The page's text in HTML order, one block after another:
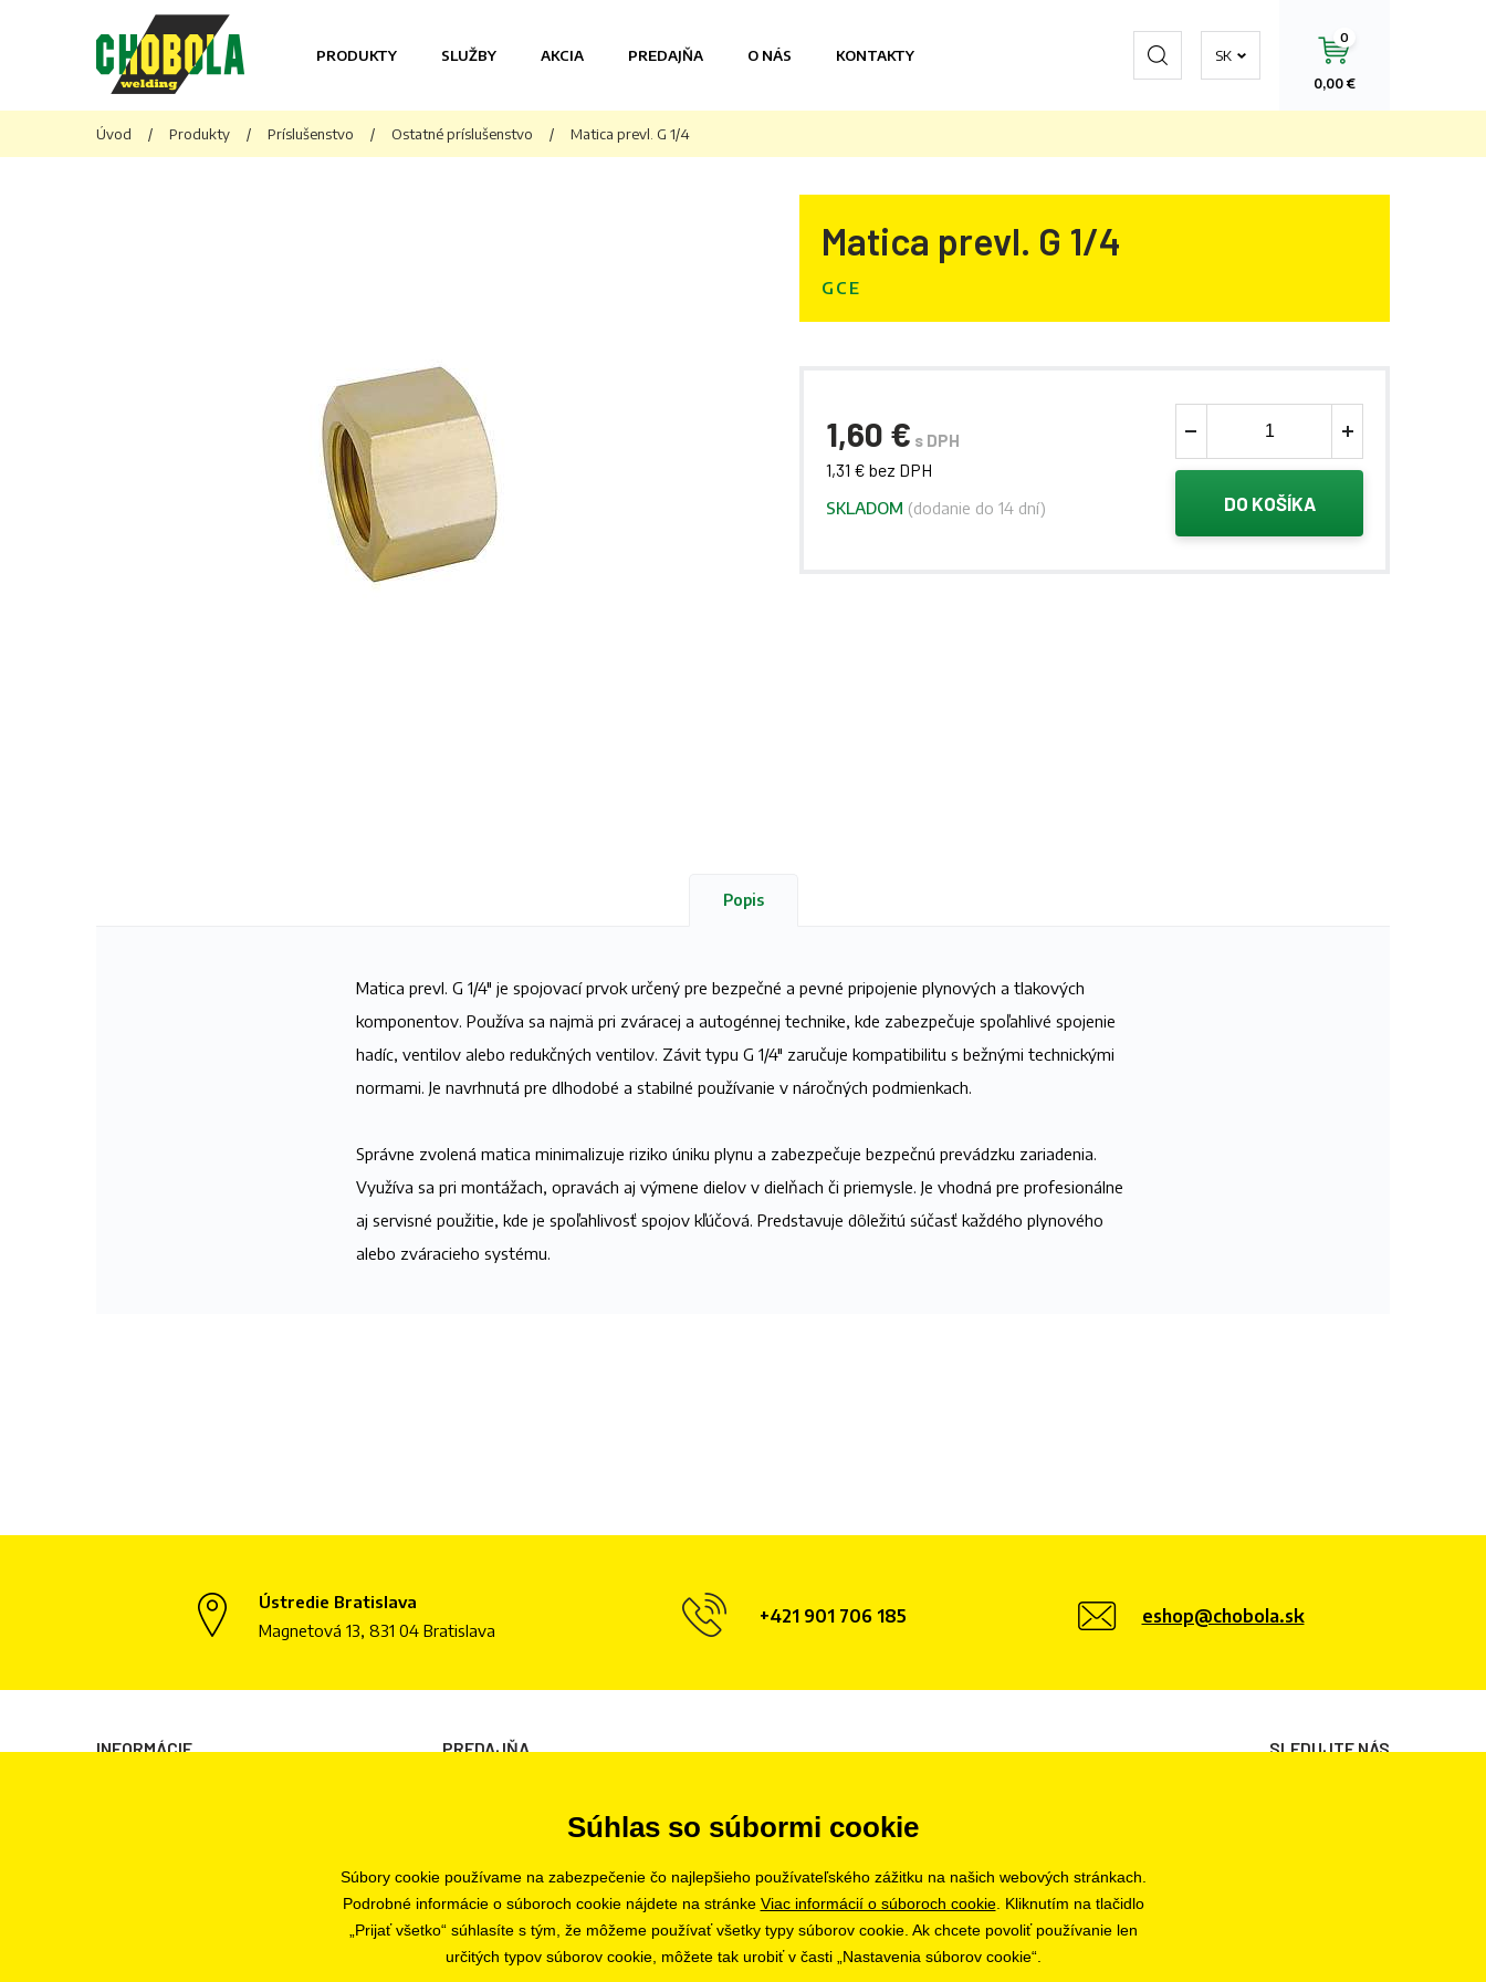
PRODUKTY SLUŽBY AKCIA PREDAJŇA O NÁS KONTAKTY
0,00 €
0
SKHľadať
Úvod / Produkty / Príslušenstvo / Ostatné príslušenstvo / Matica prevl. G 1/4
Matica prevl. G 1/4
GCE
1,60 € s DPH
1,31 € bez DPH
SKLADOM (dodanie do 14 dní) DO KOŠÍKA
Popis
Matica prevl. G 1/4" je spojovací prvok určený pre bezpečné a pevné pripojenie plynových a tlakových
komponentov. Používa sa najmä pri zváracej a autogénnej technike, kde zabezpečuje spoľahlivé spojenie
hadíc, ventilov alebo redukčných ventilov. Závit typu G 1/4" zaručuje kompatibilitu s bežnými technickými
normami. Je navrhnutá pre dlhodobé a stabilné používanie v náročných podmienkach.
Správne zvolená matica minimalizuje riziko úniku plynu a zabezpečuje bezpečnú prevádzku zariadenia.
Využíva sa pri montážach, opravách aj výmene dielov v dielňach či priemysle. Je vhodná pre profesionálne
aj servisné použitie, kde je spoľahlivosť spojov kľúčová. Predstavuje dôležitú súčasť každého plynového
alebo zváracieho systému.
Ústredie Bratislava
Magnetová 13, 831 04 Bratislava
+421 901 706 185 eshop@chobola.sk
INFORMÁCIE PREDAJŇA SLEDUJTE NÁS
Súhlas so súbormi cookie
Súbory cookie používame na zabezpečenie čo najlepšieho používateľského zážitku na našich webových stránkach.
Podrobné informácie o súboroch cookie nájdete na stránke Viac informácií o súboroch cookie. Kliknutím na tlačidlo
„Prijať všetko“ súhlasíte s tým, že môžeme používať všetky typy súborov cookie. Ak chcete povoliť používanie len
určitých typov súborov cookie, môžete tak urobiť v časti „Nastavenia súborov cookie“.